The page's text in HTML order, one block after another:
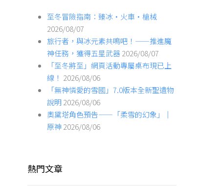
至冬冒險指南：臻冰·火車·槍械
2026/08/07
旅行者，與冰元素共鳴吧！——推進魔
神任務，獲得五星武器2026/08/07
「至冬將至」網頁活動專屬桌布現已上
線！ 2026/08/06
「無神憐愛的雪國」7.0版本全新聖遺物
說明 2026/08/06
奧黛塔角色預告——「柔雪的幻象」｜
原神 2026/08/06
熱門文章